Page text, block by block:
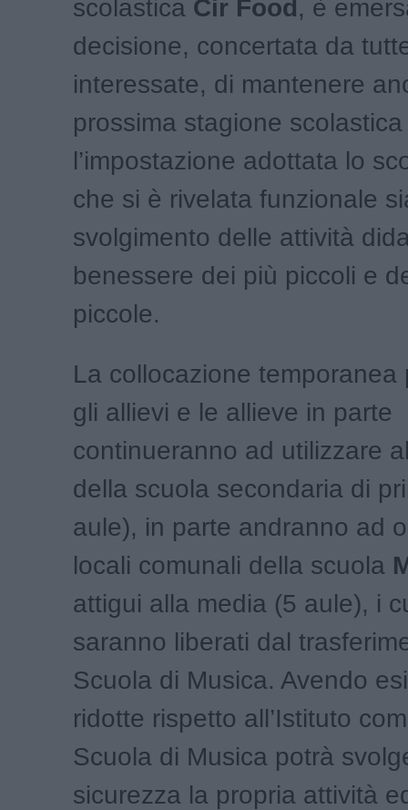
scolastica Cir Food , è
decisione, concertata da
interessate, di mantenere
prossima stagione scolastica
l’impostazione adottata lo
che si è rivelata funzionale
svolgimento delle attività
benessere dei più piccoli e
piccole.
La collocazione temporanea
gli allievi e le allieve in parte
continueranno ad utilizzare
della scuola secondaria di
aule), in parte andranno ad
locali comunali della scuola
attigui alla media (5 aule), i
saranno liberati dal
Scuola di Musica. Avendo
ridotte rispetto all’Istituto
Scuola di Musica potrà
sicurezza la propria attività